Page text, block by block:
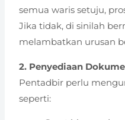
semua waris setuju,
Jika tidak, di sinilah
melambatkan urusan
2. Penyediaan
Pentadbir perlu
seperti: